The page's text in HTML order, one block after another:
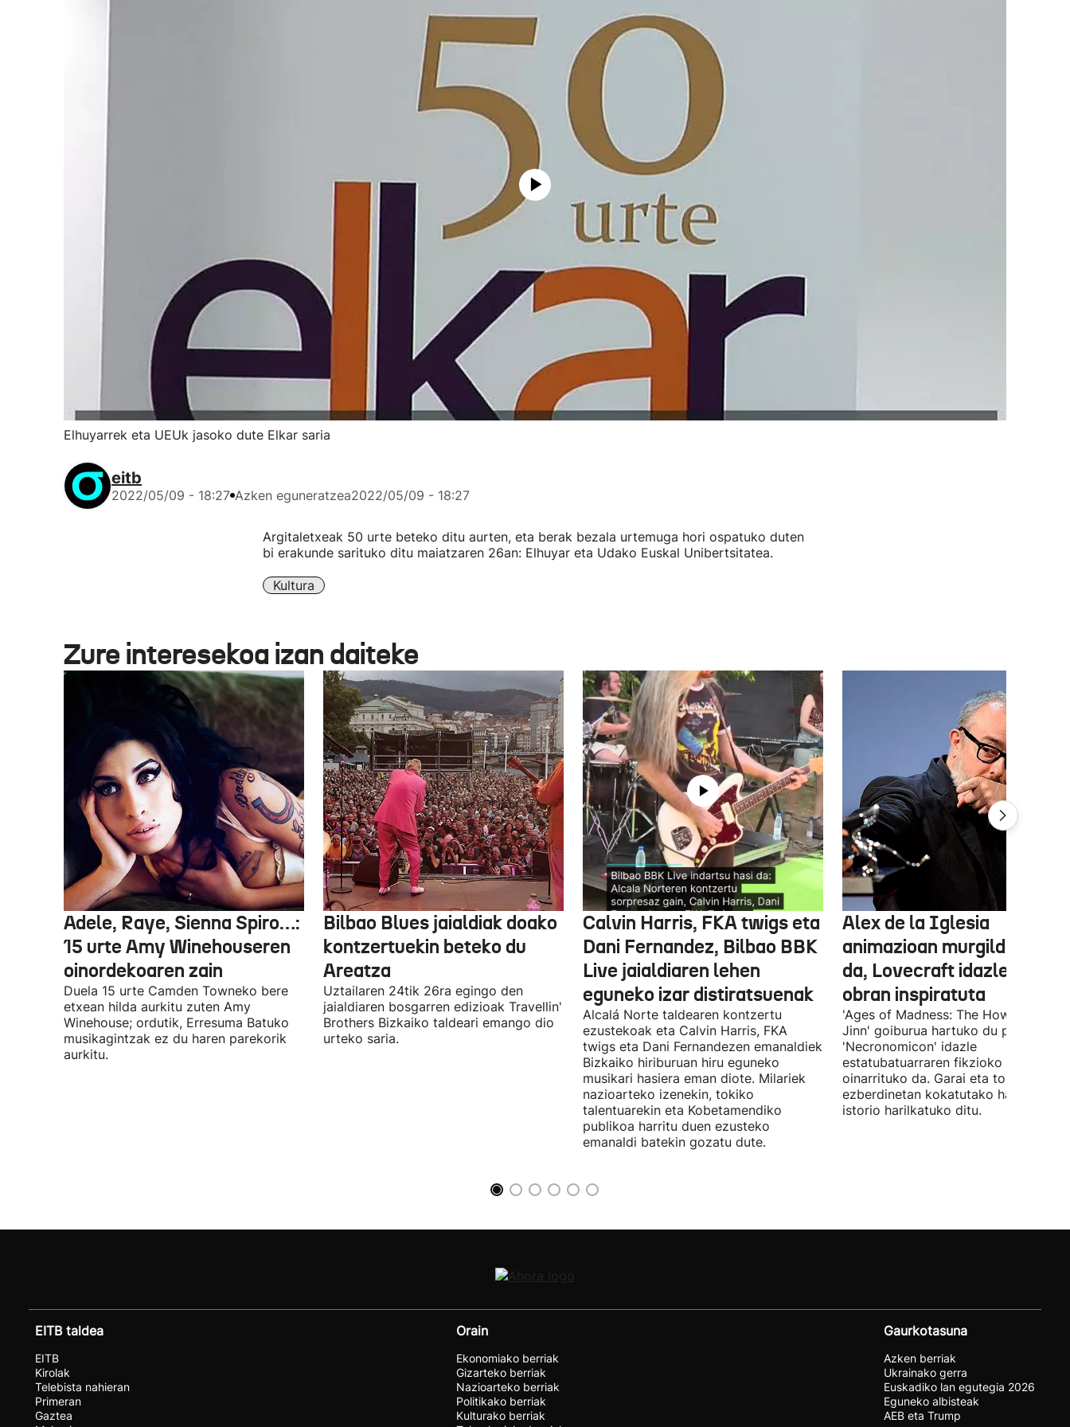
Elhuyarrek eta UEUk jasoko dute Elkar saria
eitb
2022/05/09 - 18:27 Azken eguneratzea2022/05/09 - 18:27
Argitaletxeak 50 urte beteko ditu aurten, eta berak bezala urtemuga hori ospatuko duten
bi erakunde sarituko ditu maiatzaren 26an: Elhuyar eta Udako Euskal Unibertsitatea.
Kultura
Zure interesekoa izan daiteke
Adele, Raye, Sienna Spiro…:
15 urte Amy Winehouseren
oinordekoaren zain
Duela 15 urte Camden Towneko bere
etxean hilda aurkitu zuten Amy
Winehouse; ordutik, Erresuma Batuko
musikagintzak ez du haren parekorik
aurkitu.
Bilbao Blues jaialdiak doako
kontzertuekin beteko du
Areatza
Uztailaren 24tik 26ra egingo den
jaialdiaren bosgarren edizioak Travellin'
Brothers Bizkaiko taldeari emango dio
urteko saria.
Calvin Harris, FKA twigs eta
Dani Fernandez, Bilbao BBK
Live jaialdiaren lehen
eguneko izar distiratsuenak
Alcalá Norte taldearen kontzertu
ezustekoak eta Calvin Harris, FKA
twigs eta Dani Fernandezen emanaldiek
Bizkaiko hiriburuan hiru eguneko
musikari hasiera eman diote. Milariek
nazioarteko izenekin, tokiko
talentuarekin eta Kobetamendiko
publikoa harritu duen ezusteko
emanaldi batekin gozatu dute.
Alex de la Iglesia
animazioan murgilduko
da, Lovecraft idazlearen
obran inspiratuta
'Ages of Madness: The Howling of
Jinn' goiburua hartuko du pelikulak,
'Necronomicon' idazle
estatubatuarraren fikzioko liburuan
oinarrituko da. Garai eta toki
ezberdinetan kokatutako hainbat
istorio harilkatuko ditu.
EITB taldea
EITB
Kirolak
Telebista nahieran
Primeran
Gaztea
Orain
Ekonomiako berriak
Gizarteko berriak
Nazioarteko berriak
Politikako berriak
Kulturako berriak
Gaurkotasuna
Azken berriak
Ukrainako gerra
Euskadiko lan egutegia 2026
Eguneko albisteak
AEB eta Trump